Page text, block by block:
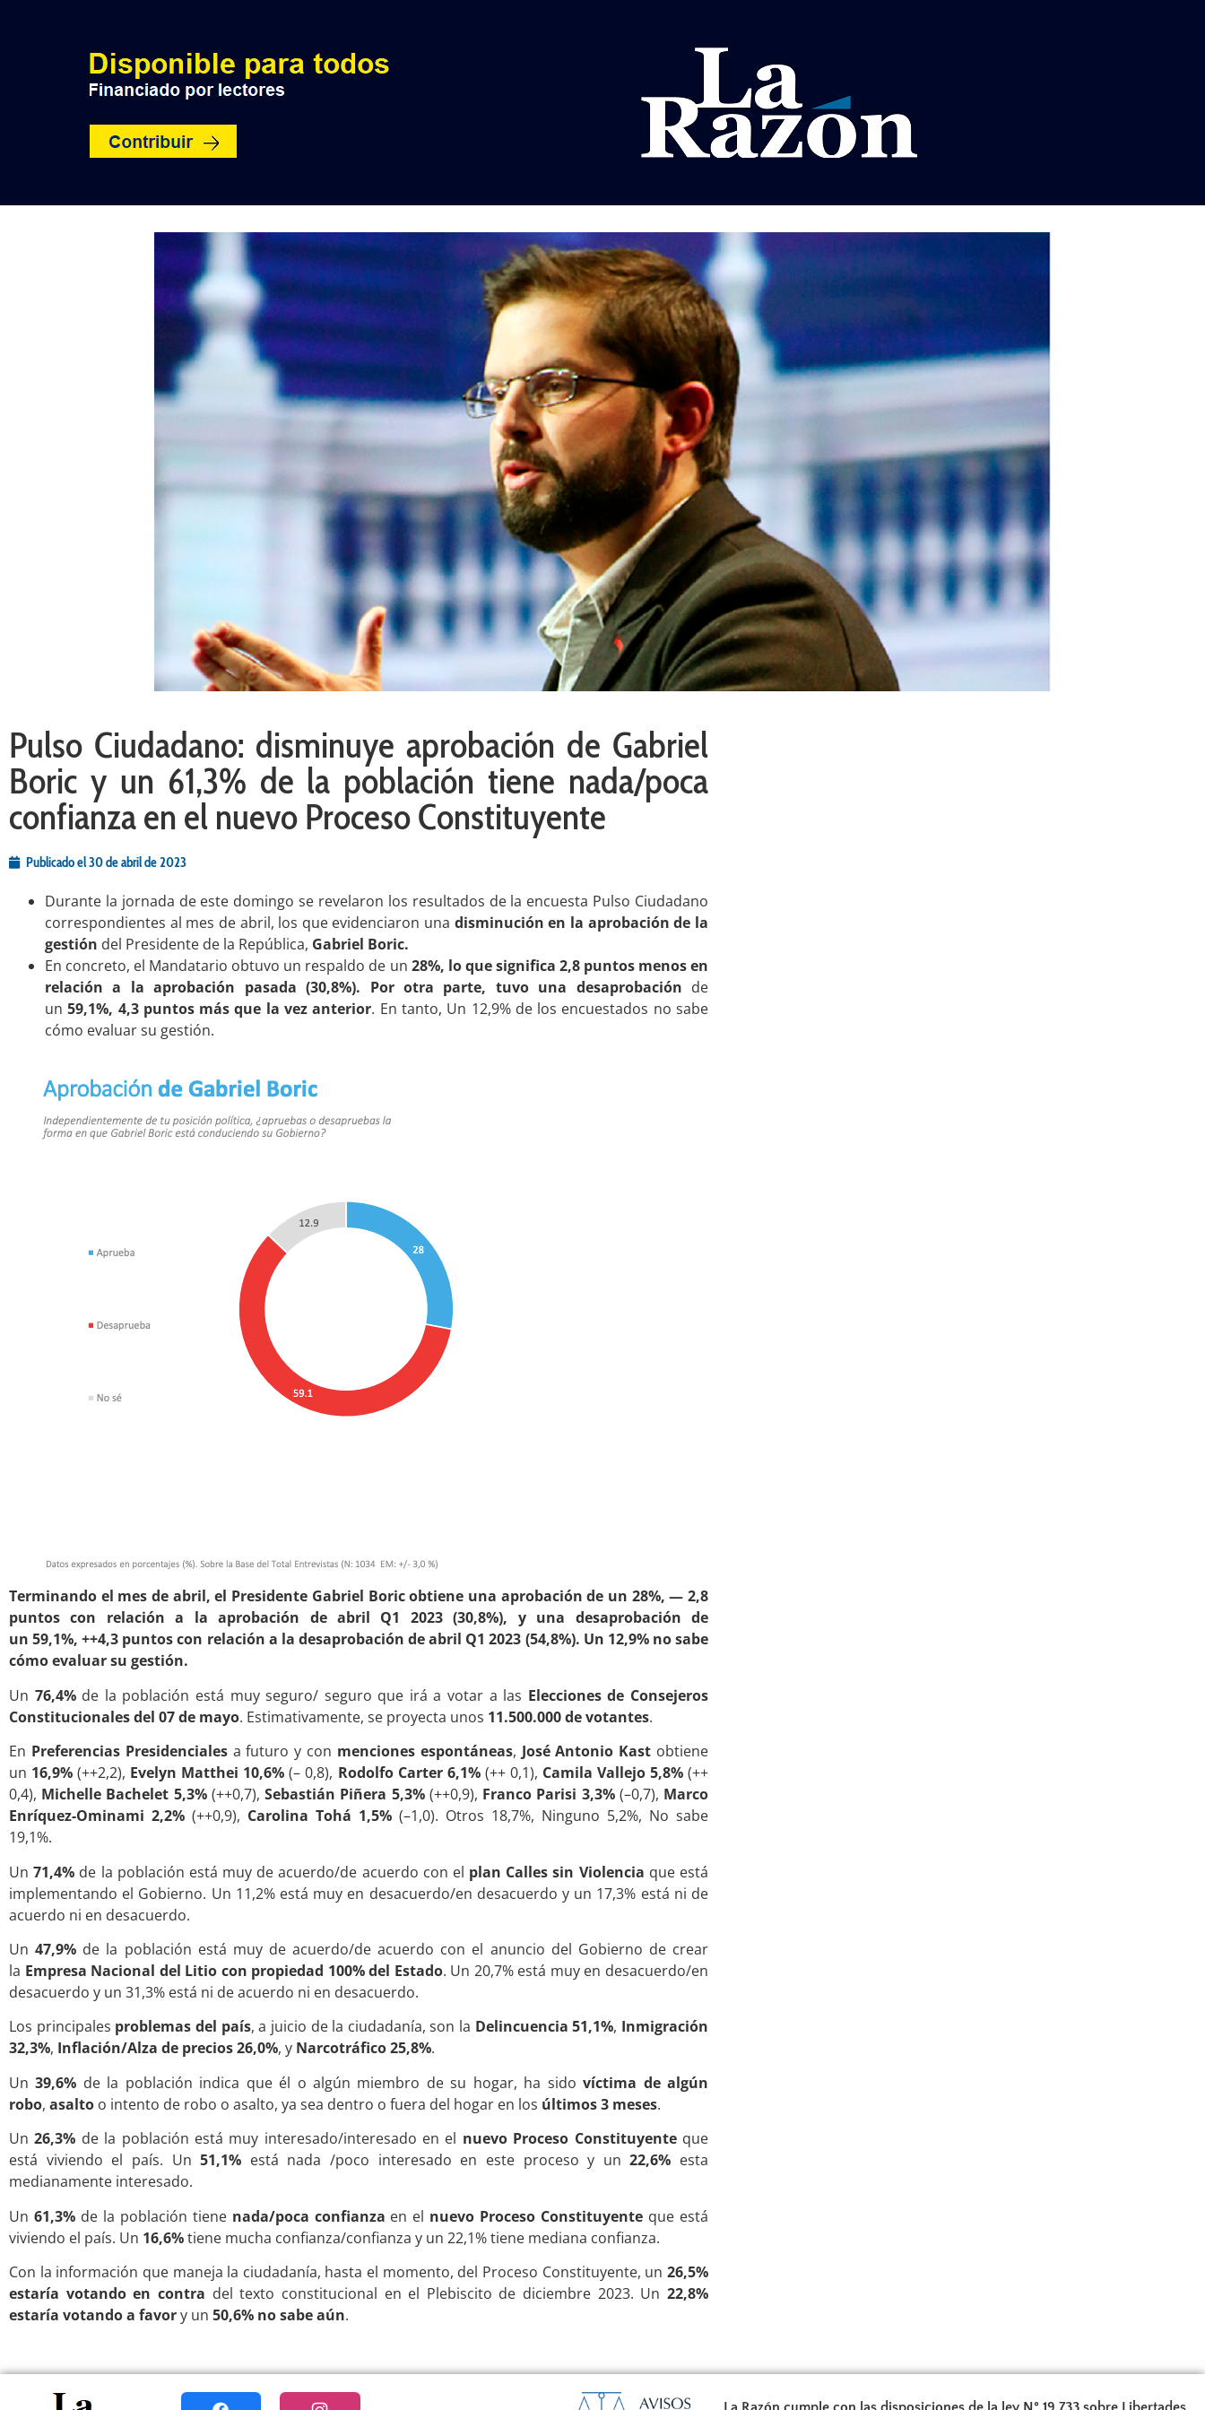
Pulso Ciudadano: disminuye aprobación de Gabriel
Boric y un 61,3% de la población tiene nada/poca
confianza en el nuevo Proceso Constituyente
Publicado el30 de abril de 2023
Durante la jornada de este domingo se revelaron los resultados de la encuesta Pulso Ciudadano
correspondientes al mes de abril, los que evidenciaron una disminución en la aprobación de la
gestión del Presidente de la República, Gabriel Boric.
En concreto, el Mandatario obtuvo un respaldo de un 28%, lo que significa 2,8 puntos menos en
relación a la aprobación pasada (30,8%). Por otra parte, tuvo una desaprobación de
un59,1%, 4,3 puntos más que la vez anterior. En tanto, Un 12,9% de los encuestados no sabe
cómo evaluar su gestión.
Terminando el mes de abril, el Presidente Gabriel Boric obtiene una aprobación de un 28%, — 2,8
puntos con relación a la aprobación de abril Q1 2023 (30,8%), y una desaprobación de
un 59,1%, ++4,3 puntos con relación a la desaprobación de abril Q1 2023 (54,8%). Un 12,9% no sabe
cómo evaluar su gestión.
Un 76,4%de la población está muy seguro/ seguro que irá a votar a las Elecciones de Consejeros
Constitucionales del 07 de mayo. Estimativamente, se proyecta unos 11.500.000 de votantes.
En Preferencias Presidencialesa futuro y con menciones espontáneas, José Antonio Kast obtiene
un 16,9%(++2,2), Evelyn Matthei 10,6%(– 0,8), Rodolfo Carter 6,1% (++ 0,1), Camila Vallejo 5,8% (++
0,4), Michelle Bachelet 5,3% (++0,7), Sebastián Piñera 5,3% (++0,9), Franco Parisi 3,3% (–0,7), Marco
Enríquez-Ominami 2,2% (++0,9), Carolina Tohá 1,5% (–1,0). Otros 18,7%, Ninguno 5,2%, No sabe
19,1%.
Un71,4% de la población está muy de acuerdo/de acuerdo con el plan Calles sin Violencia que está
implementando el Gobierno. Un 11,2% está muy en desacuerdo/en desacuerdo y un 17,3% está ni de
acuerdo ni en desacuerdo.
Un47,9% de la población está muy de acuerdo/de acuerdo con el anuncio del Gobierno de crear
la Empresa Nacional del Litio con propiedad 100% del Estado. Un 20,7% está muy en desacuerdo/en
desacuerdo y un 31,3% está ni de acuerdo ni en desacuerdo.
Los principales problemas del país, a juicio de la ciudadanía, son la Delincuencia 51,1%, Inmigración
32,3%, Inflación/Alza de precios 26,0%, y Narcotráfico 25,8%.
Un 39,6% de la población indica que él o algún miembro de su hogar, ha sidovíctima de algún
robo, asalto o intento de robo o asalto, ya sea dentro o fuera del hogar en los últimos 3 meses.
Un26,3% de la población está muy interesado/interesado en el nuevo Proceso Constituyente que
está viviendo el país. Un51,1% está nada /poco interesado en este proceso y un22,6% esta
medianamente interesado.
Un 61,3%de la población tiene nada/poca confianza en el nuevo Proceso Constituyente que está
viviendo el país. Un 16,6%tiene mucha confianza/confianza y un 22,1% tiene mediana confianza.
Con la información que maneja la ciudadanía, hasta el momento, del Proceso Constituyente, un 26,5%
estaría votando en contra del texto constitucional en el Plebiscito de diciembre 2023. Un22,8%
estaría votando a favory un 50,6% no sabe aún.